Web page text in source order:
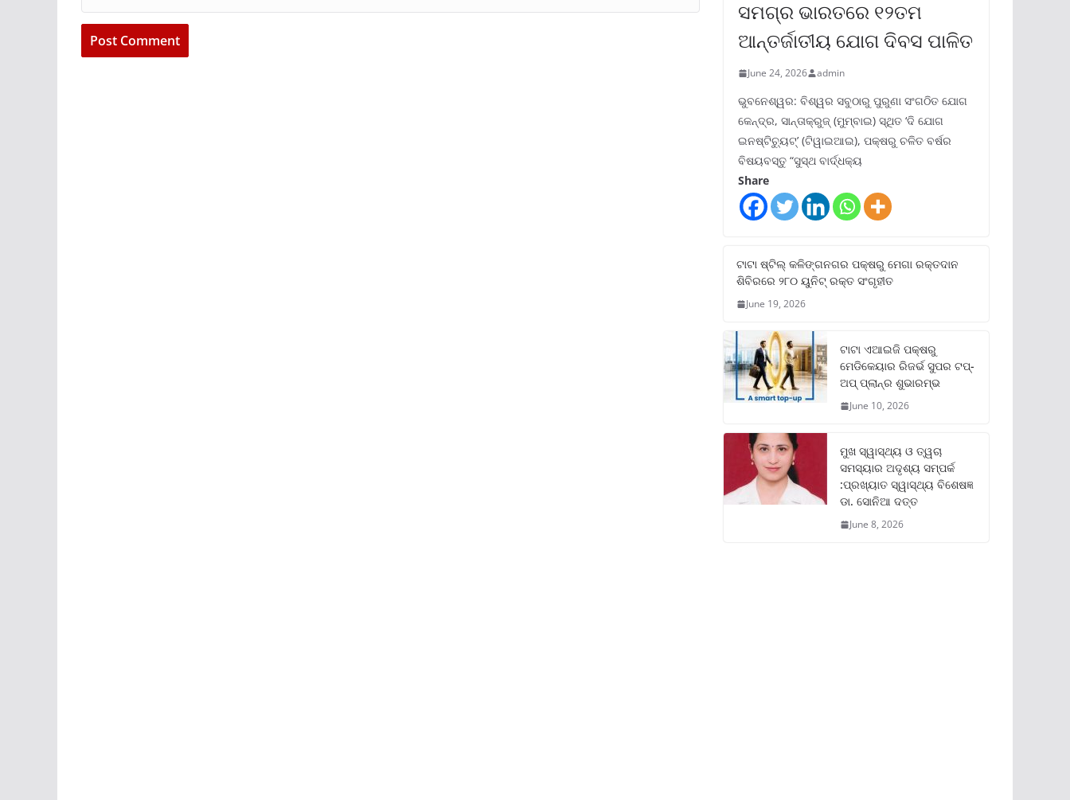
ସମଗ୍ର ଭାରତରେ ୧୨ତମ
ଆନ୍ତର୍ଜାତୀୟ ଯୋଗ ଦିବସ ପାଳିତ
June 24, 2026 admin
ଭୁବନେଶ୍ୱର: ବିଶ୍ୱର ସବୁଠାରୁ ପୁରୁଣା ସଂଗଠିତ ଯୋଗ
କେନ୍ଦ୍ର, ସାନ୍ତାକ୍ରୁଜ୍ (ମୁମ୍ବାଇ) ସ୍ଥିତ ‘ଦି ଯୋଗ
ଇନଷ୍ଟିଚ୍ୟୁଟ୍‌’ (ଟିୱାଇଆଇ), ପକ୍ଷରୁ ଚଳିତ ବର୍ଷର
ବିଷୟବସ୍ତୁ “ସୁସ୍ଥ ବାର୍ଦ୍ଧକ୍ୟ
Share
ଟାଟା ଷ୍ଟିଲ୍‌ କଳିଙ୍ଗନଗର ପକ୍ଷରୁ ମେଗା ରକ୍ତଦାନ
ଶିବିରରେ ୨୮୦ ୟୁନିଟ୍‌ ରକ୍ତ ସଂଗୃହୀତ
June 19, 2026
ଟାଟା ଏଆଇଜି ପକ୍ଷରୁ
ମେଡିକେୟାର ରିଜର୍ଭ ସୁପର ଟପ୍‌-
ଅପ୍ ପ୍ଲାନ୍‌ର ଶୁଭାରମ୍ଭ
June 10, 2026
ମୁଖ ସ୍ୱାସ୍ଥ୍ୟ ଓ ତ୍ୱଚା
ସମସ୍ୟାର ଅଦୃଶ୍ୟ ସମ୍ପର୍କ
:ପ୍ରଖ୍ୟାତ ସ୍ୱାସ୍ଥ୍ୟ ବିଶେଷଜ୍ଞ
ଡା. ସୋନିଆ ଦତ୍ତ
June 8, 2026